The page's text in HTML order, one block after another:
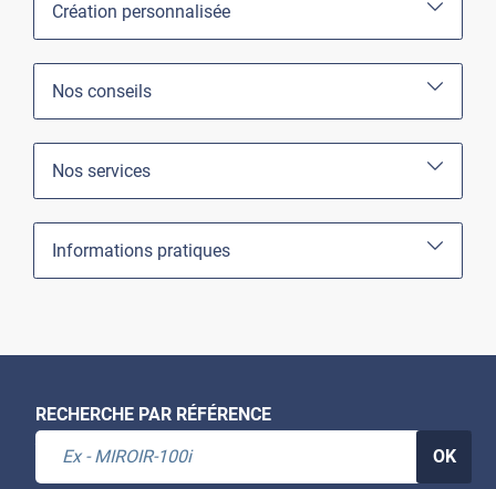
Création personnalisée
Nos conseils
Nos services
Informations pratiques
RECHERCHE PAR RÉFÉRENCE
OK